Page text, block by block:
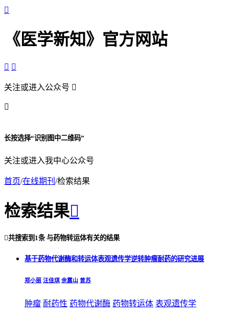

《医学新知》官方网站
 
关注或进入公众号 

长按选择“识别图中二维码”
关注或进入我中心公众号
首页/在线期刊 /检索结果
检索结果
共搜索到 1条与药物转运体有关的结果
基于药物代谢酶和转运体表观遗传学逆转肿瘤耐药的研究进展
郑小丽 汪佳琪 余露山 曾苏
肿瘤 耐药性 药物代谢酶 药物转运体 表观遗传学